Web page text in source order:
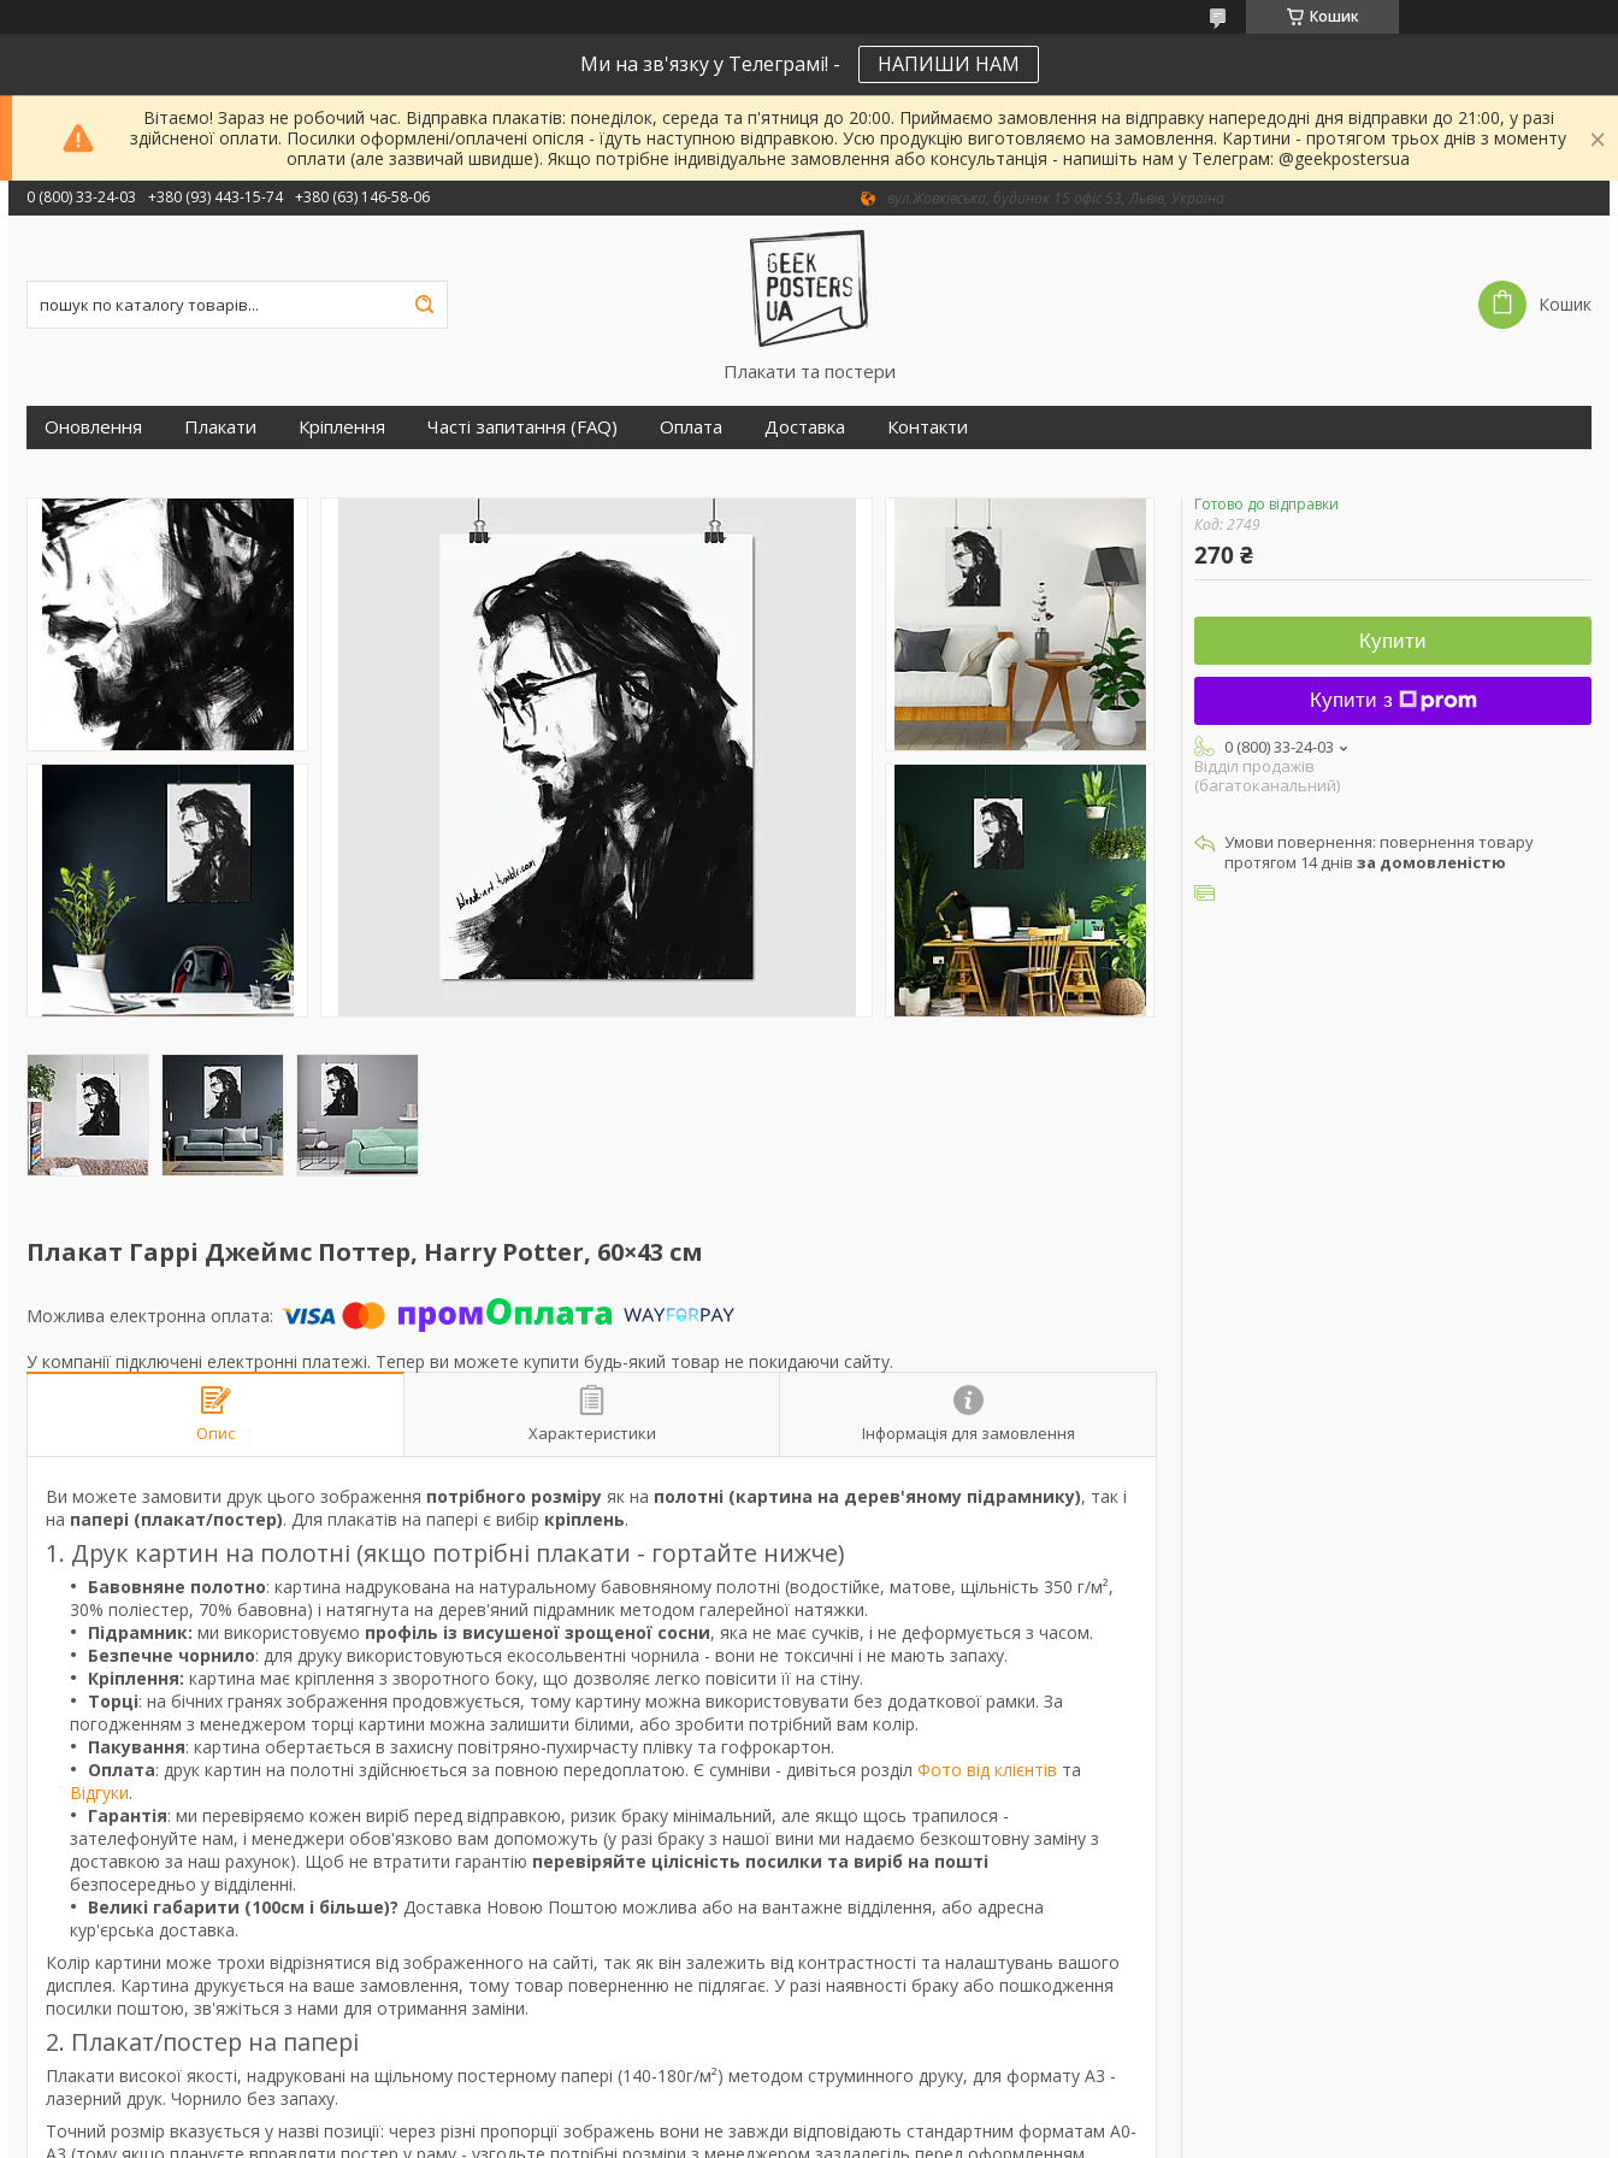
Кошик
Ми на зв'язку у Телеграмі! - НАПИШИ НАМ
Вітаємо! Зараз не робочий час. Відправка плакатів: понеділок, середа та п'ятниця до 20:00. Приймаємо замовлення на відправку напередодні дня відправки до 21:00, у разі
здійсненої оплати. Посилки оформлені/оплачені опісля - їдуть наступною відправкою. Усю продукцію виготовляємо на замовлення. Картини - протягом трьох днів з моменту
оплати (але зазвичай швидше). Якщо потрібне індивідуальне замовлення або консультанція - напишіть нам у Телеграм: @geekpostersua
0 (800) 33-24-03 +380 (93) 443-15-74 +380 (63) 146-58-06 вул.Жовківська, будинок 15 офіс 53, Львів, Україна
Плакати та постери
Кошик
Оновлення Плакати Кріплення Часті запитання (FAQ) Оплата Доставка Контакти
Плакат Гаррі Джеймс Поттер, Harry Potter, 60×43 см
У компанії підключені електронні платежі. Тепер ви можете купити будь-який товар не покидаючи сайту.
Опис Характеристики Інформація для замовлення
Ви можете замовити друк цього зображення потрібного розміру як на полотні (картина на дерев'яному підрамнику), так і
на папері (плакат/постер). Для плакатів на папері є вибір кріплень.
1. Друк картин на полотні (якщо потрібні плакати - гортайте нижче)
Бавовняне полотно: картина надрукована на натуральному бавовняному полотні (водостійке, матове, щільність 350 г/м²,
30% поліестер, 70% бавовна) і натягнута на дерев'яний підрамник методом галерейної натяжки.
Підрамник: ми використовуємо профіль із висушеної зрощеної сосни, яка не має сучків, і не деформується з часом.
Безпечне чорнило: для друку використовуються екосольвентні чорнила - вони не токсичні і не мають запаху.
Кріплення: картина має кріплення з зворотного боку, що дозволяє легко повісити її на стіну.
Торці: на бічних гранях зображення продовжується, тому картину можна використовувати без додаткової рамки. За
погодженням з менеджером торці картини можна залишити білими, або зробити потрібний вам колір.
Пакування: картина обертається в захисну повітряно-пухирчасту плівку та гофрокартон.
Оплата: друк картин на полотні здійснюється за повною передоплатою. Є сумніви - дивіться розділ Фото від клієнтів та
Відгуки.
Гарантія: ми перевіряємо кожен виріб перед відправкою, ризик браку мінімальний, але якщо щось трапилося -
зателефонуйте нам, і менеджери обов'язково вам допоможуть (у разі браку з нашої вини ми надаємо безкоштовну заміну з
доставкою за наш рахунок). Щоб не втратити гарантію перевіряйте цілісність посилки та виріб на пошті
безпосередньо у відділенні.
Великі габарити (100см і більше)? Доставка Новою Поштою можлива або на вантажне відділення, або адресна
кур'єрська доставка.
Колір картини може трохи відрізнятися від зображенного на сайті, так як він залежить від контрастності та налаштувань вашого
дисплея. Картина друкується на ваше замовлення, тому товар поверненню не підлягає. У разі наявності браку або пошкодження
посилки поштою, зв'яжіться з нами для отримання заміни.
2. Плакат/постер на папері
Плакати високої якості, надруковані на щільному постерному папері (140-180г/м²) методом струминного друку, для формату А3 -
лазерний друк. Чорнило без запаху.
Точний розмір вказується у назві позиції: через різні пропорції зображень вони не завжди відповідають стандартним форматам А0-
Готово до відправки
Код:2749
270 ₴
Купити
Купити з
0 (800) 33-24-03
Відділ продажів
(багатоканальний)
повернення товару
протягом 14 днів за домовленістю